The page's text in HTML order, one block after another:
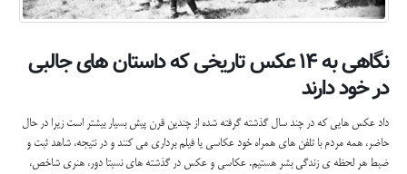
نگاهی به ۱۴ عکس تاریخی که داستان های جالبی
در خود دارند
داد عکس هایی که در چند سال گذشته گرفته شده از چندین قرن پیش بسیار بیشتر است زیرا در حال
حاضر، همه مردم با تلفن های همراه خود عکاسی یا فیلم برداری می کنند و در نتیجه، شاهد ثبت و
ضبط هر لحظه ی زندگی بشر هستیم. عکاسی و عکس در گذشته های نسبتا دور، هنری شاخص،